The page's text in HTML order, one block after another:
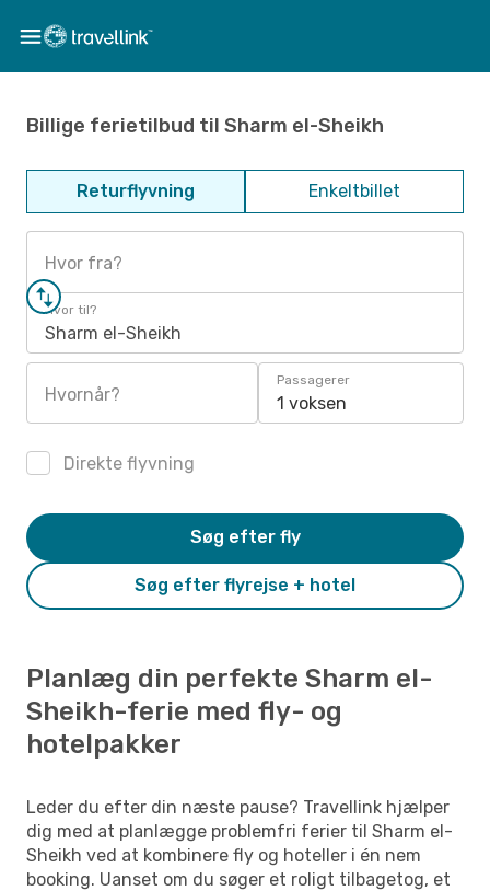
Billige ferietilbud til Sharm el-Sheikh
Returflyvning Enkeltbillet
Hvor fra?
Hvor til?
Sharm el-Sheikh
Hvornår?
Passagerer
1 voksen
Direkte flyvning
Søg efter flyrejse + hotel
Søg efter fly
Planlæg din perfekte Sharm el-
Sheikh-ferie med fly- og
hotelpakker
Leder du efter din næste pause? Travellink hjælper
dig med at planlægge problemfri ferier til Sharm el-
Sheikh ved at kombinere fly og hoteller i én nem
booking. Uanset om du søger et roligt tilbagetog, et